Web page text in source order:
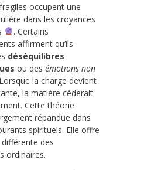
occupent une
dans les croyances
. Certains
affirment qu’ils
déséquilibres
ou des émotions non
la charge devient
la matière céderait
Cette théorie
répandue dans
spirituels. Elle offre
des
ordinaires.